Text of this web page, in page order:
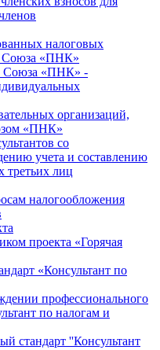
налоговых
Союза «ПНК»
Союза «ПНК» -
организаций,
«ПНК»
со
учета и составлению
третьих лиц
налогообложения
проекта «Горячая
«Консультант по
профессионального
по налогам и
стандарт ''Консультант